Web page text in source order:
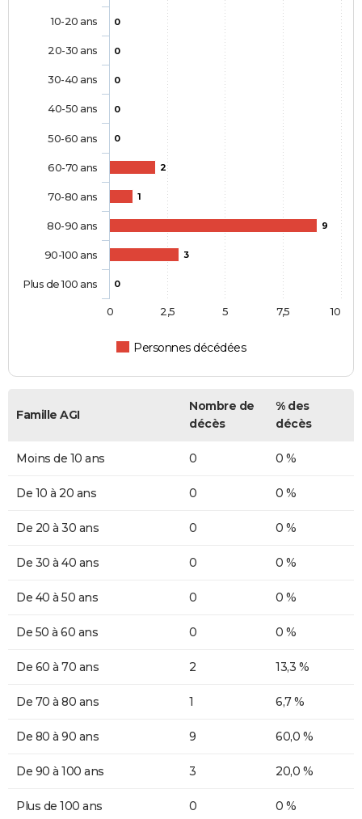
0
0
0
0
0
2
1
9
3
0
Personnes décédées
10-20 ans
20-30 ans
30-40 ans
40-50 ans
50-60 ans
60-70 ans
70-80 ans
80-90 ans
90-100 ans
Plus de 100 ans
0 10
2,5 5 7,5
Famille AGI
Nombre de
décès
% des
décès
Moins de 10 ans 0 0 %
De 10 à 20 ans 0 0 %
De 20 à 30 ans 0 0 %
De 30 à 40 ans 0 0 %
De 40 à 50 ans 0 0 %
De 50 à 60 ans 0 0 %
De 60 à 70 ans 2 13,3 %
De 70 à 80 ans 1 6,7 %
De 80 à 90 ans 9 60,0 %
De 90 à 100 ans 3 20,0 %
Plus de 100 ans 0 0 %